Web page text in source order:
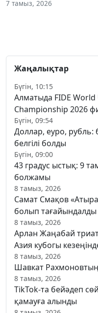
7 тамыз, 2026
Жаңалықтар
Бүгін, 10:15
Алматыда FIDE
Championship 2026
Бүгін, 09:54
Доллар, еуро, рубль:
белгілі болды
Бүгін, 09:00
43 градус ыстық: 9
болжамы
8 тамыз, 2026
Самат Смақов
болып тағайындалды
8 тамыз, 2026
Арлан Жаңабай
Азия кубогы
8 тамыз, 2026
Шавкат Рахмоновтың
8 тамыз, 2026
TikTok-та бейәдеп
қамауға алынды